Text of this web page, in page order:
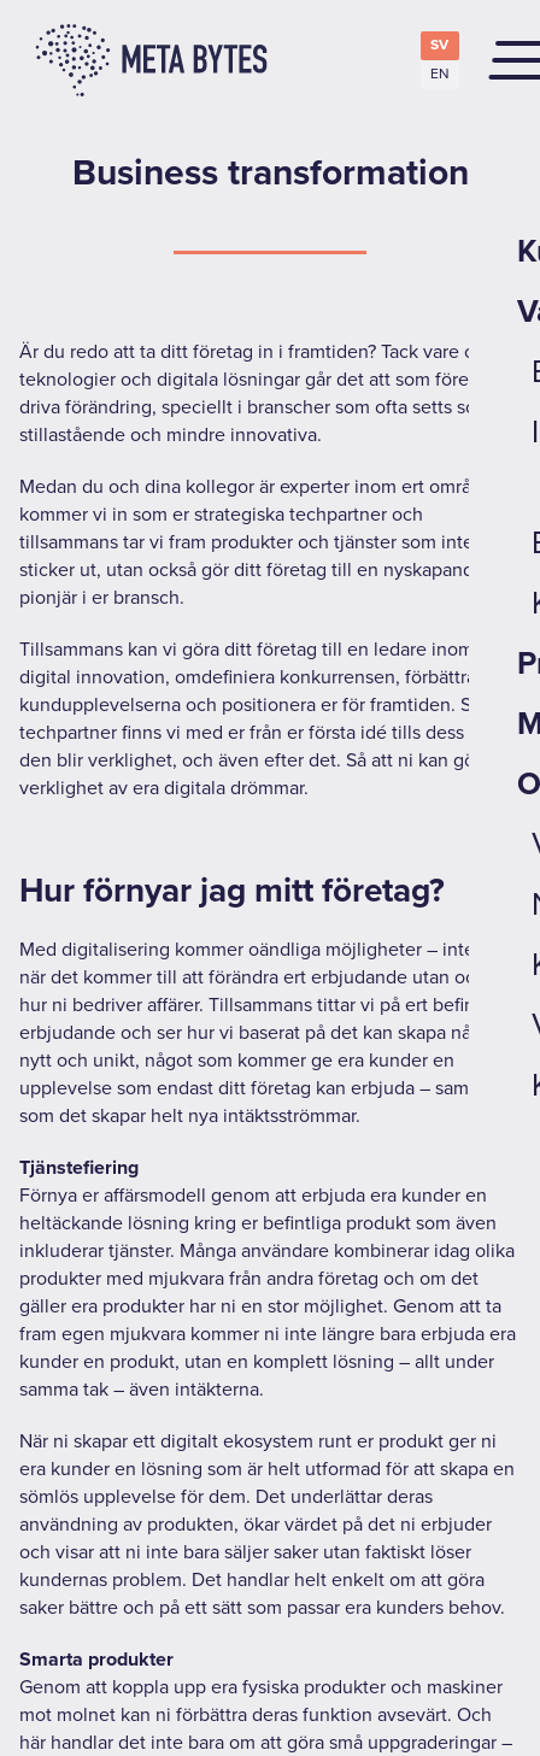
SV
EN
Business transformation
Är du redo att ta ditt företag in i framtiden? Tack vare olika
teknologier och digitala lösningar går det att som företag
driva förändring, speciellt i branscher som ofta setts som
stillastående och mindre innovativa.
Medan du och dina kollegor är experter inom ert område
kommer vi in som er strategiska techpartner och
tillsammans tar vi fram produkter och tjänster som inte bara
sticker ut, utan också gör ditt företag till en nyskapande
pionjär i er bransch.
Tillsammans kan vi göra ditt företag till en ledare inom
digital innovation, omdefiniera konkurrensen, förbättra
kundupplevelserna och positionera er för framtiden. Som
techpartner finns vi med er från er första idé tills dess att
den blir verklighet, och även efter det. Så att ni kan göra
verklighet av era digitala drömmar.
Hur förnyar jag mitt företag?
Med digitalisering kommer oändliga möjligheter – inte bara
när det kommer till att förändra ert erbjudande utan också
hur ni bedriver affärer. Tillsammans tittar vi på ert befintliga
erbjudande och ser hur vi baserat på det kan skapa något
nytt och unikt, något som kommer ge era kunder en
upplevelse som endast ditt företag kan erbjuda – samtidigt
som det skapar helt nya intäktsströmmar.
Tjänstefiering
Förnya er affärsmodell genom att erbjuda era kunder en
heltäckande lösning kring er befintliga produkt som även
inkluderar tjänster. Många användare kombinerar idag olika
produkter med mjukvara från andra företag och om det
gäller era produkter har ni en stor möjlighet. Genom att ta
fram egen mjukvara kommer ni inte längre bara erbjuda era
kunder en produkt, utan en komplett lösning – allt under
samma tak – även intäkterna.
När ni skapar ett digitalt ekosystem runt er produkt ger ni
era kunder en lösning som är helt utformad för att skapa en
sömlös upplevelse för dem. Det underlättar deras
användning av produkten, ökar värdet på det ni erbjuder
och visar att ni inte bara säljer saker utan faktiskt löser
kundernas problem. Det handlar helt enkelt om att göra
saker bättre och på ett sätt som passar era kunders behov.
Smarta produkter
Genom att koppla upp era fysiska produkter och maskiner
mot molnet kan ni förbättra deras funktion avsevärt. Och
här handlar det inte bara om att göra små uppgraderingar –